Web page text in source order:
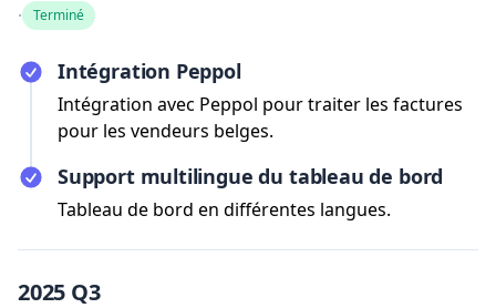
· Terminé
Intégration Peppol
Intégration avec Peppol pour traiter les factures
pour les vendeurs belges.
Support multilingue du tableau de bord
Tableau de bord en différentes langues.
2025 Q3